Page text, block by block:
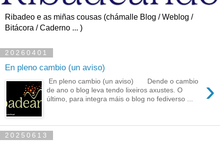
Ribadeo e as miñas cousas (chámalle Blog / Weblog /
Bitácora / Caderno ... )
20260401
En pleno cambio (un aviso)
›
En pleno cambio (un aviso) Dende o cambio
de ano o blog leva tendo lixeiros axustes. O
último, para integra máis o blog no fediverso ...
20250613